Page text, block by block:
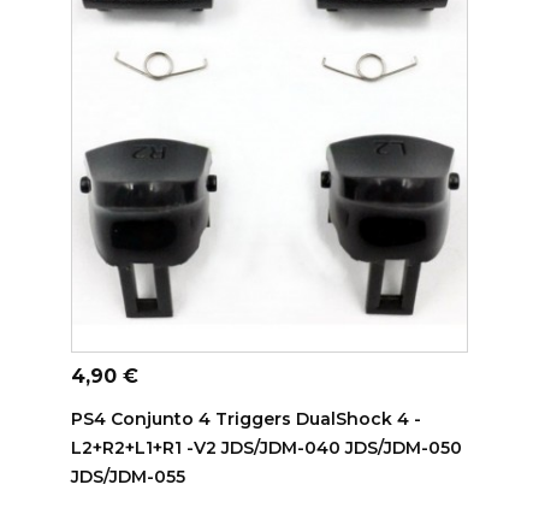
ADICIONAR AO CARRINHO
Preço
4,90 €
PS4 Conjunto 4 Triggers DualShock 4 -
L2+R2+L1+R1 -V2 JDS/JDM-040 JDS/JDM-050
JDS/JDM-055